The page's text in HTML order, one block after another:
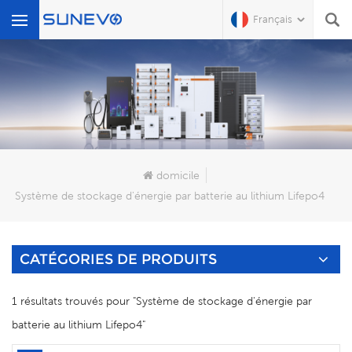
Français
Que Cherchez-Vous?
domicile
Système de stockage d'énergie par batterie au lithium Lifepo4
CATÉGORIES DE PRODUITS
1 résultats trouvés pour "Système de stockage d'énergie par
batterie au lithium Lifepo4"